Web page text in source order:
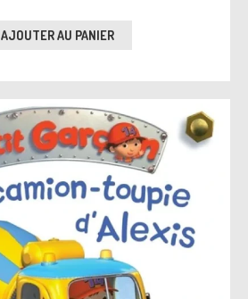
AJOUTER AU PANIER